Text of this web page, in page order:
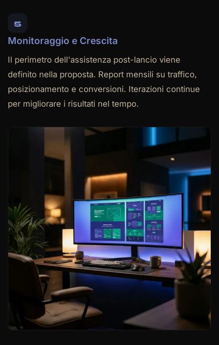
5
Monitoraggio e Crescita
Il perimetro dell'assistenza post-lancio viene
definito nella proposta. Report mensili su traffico,
posizionamento e conversioni. Iterazioni continue
per migliorare i risultati nel tempo.